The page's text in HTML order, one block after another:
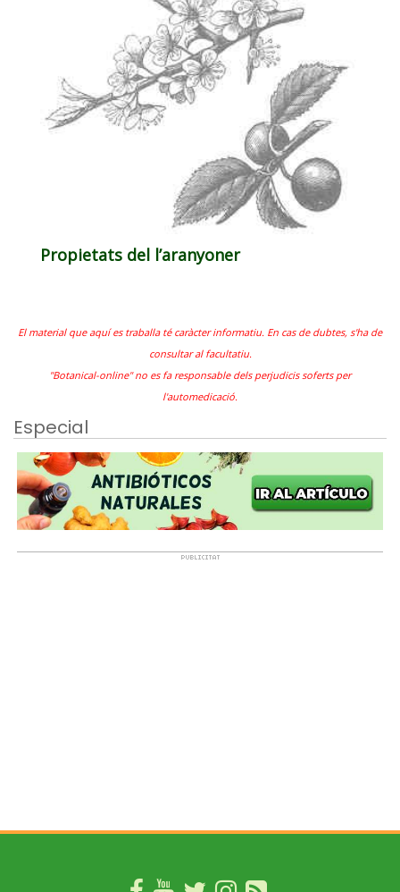
Propietats del l’aranyoner
El material que aquí es traballa té caràcter informatiu. En cas de dubtes, s'ha de
consultar al facultatiu.
"Botanical-online" no es fa responsable dels perjudicis soferts per
l'automedicació.
Especial